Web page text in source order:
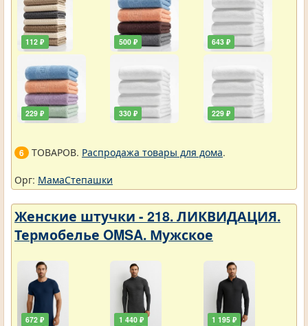
112 ₽
229 ₽
500 ₽
330 ₽
643 ₽
229 ₽
6 ТОВАРОВ. Распродажа товары для дома.
Орг: МамаСтепашки
Женские штучки - 218. ЛИКВИДАЦИЯ.
Термобелье OMSA. Мужское
672 ₽ 1 440 ₽ 1 195 ₽